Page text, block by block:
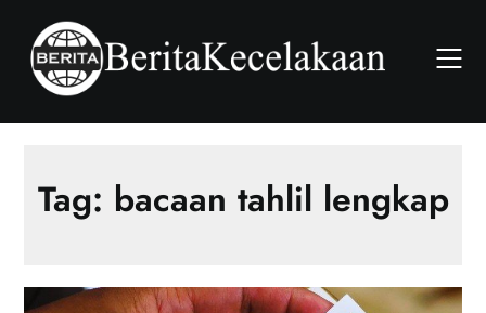
content
Tag: bacaan tahlil lengkap